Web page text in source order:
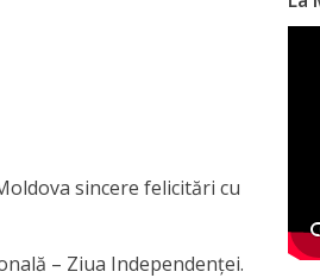
sincere felicitări cu
– Ziua Independenței.